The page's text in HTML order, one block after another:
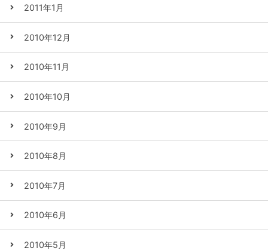
2011年1月
2010年12月
2010年11月
2010年10月
2010年9月
2010年8月
2010年7月
2010年6月
2010年5月